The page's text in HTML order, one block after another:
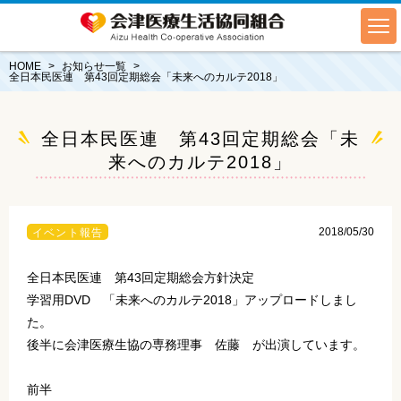
HOME
お知らせ一覧
全日本民医連 第43回定期総会「未来へのカルテ2018」
全日本民医連 第43回定期総会「未
来へのカルテ2018」
イベント報告 2018/05/30
全日本民医連 第43回定期総会方針決定
学習用DVD 「未来へのカルテ2018」アップロードしまし
た。
後半に会津医療生協の専務理事 佐藤 が出演しています。
前半